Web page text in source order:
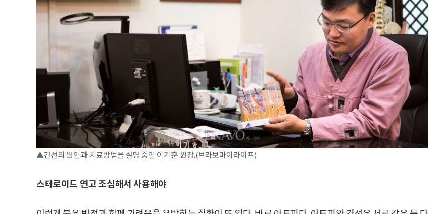
▲건선의 원인과 치료방법을 설명 중인 이기훈 원장.(브라보마이라이프)
스테로이드 연고 조심해서 사용해야